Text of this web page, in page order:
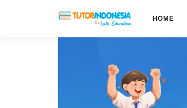
HOME